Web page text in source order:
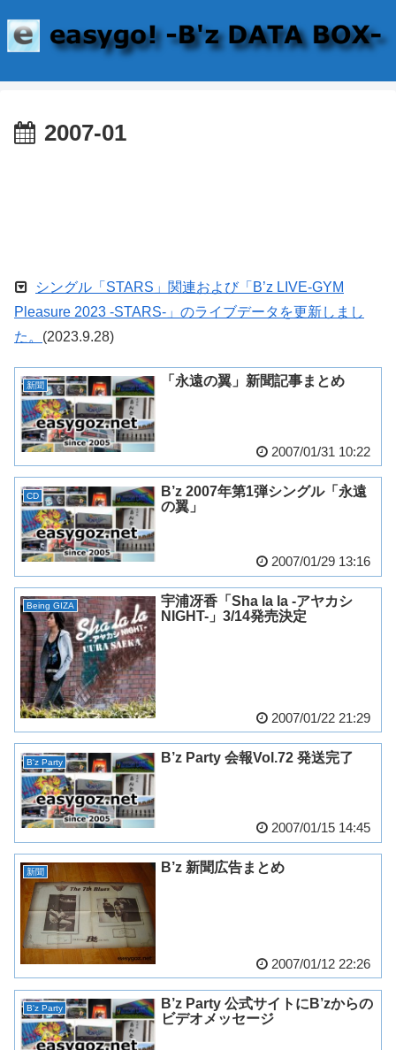
2007-01
シングル「STARS」関連および「B’z LIVE-GYM
Pleasure 2023 -STARS-」のライブデータを更新しまし
た。 (2023.9.28)
新聞 「永遠の翼」新聞記事まとめ
2007/01/31 10:22
CD
B’z 2007年第1弾シングル「永遠
の翼」
2007/01/29 13:16
Being GIZA
宇浦冴香「Sha la la -アヤカシ
NIGHT-」3/14発売決定
2007/01/22 21:29
B'z Party B’z Party 会報Vol.72 発送完了
2007/01/15 14:45
新聞 B’z 新聞広告まとめ
2007/01/12 22:26
B'z Party
B’z Party 公式サイトにB’zからの
ビデオメッセージ